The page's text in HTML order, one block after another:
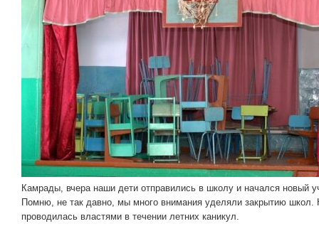
Камрады, вчера наши дети отправились в школу и начался новый
Помню, не так давно, мы много внимания уделяли закрытию школ.
проводилась властями в течении летних каникул.